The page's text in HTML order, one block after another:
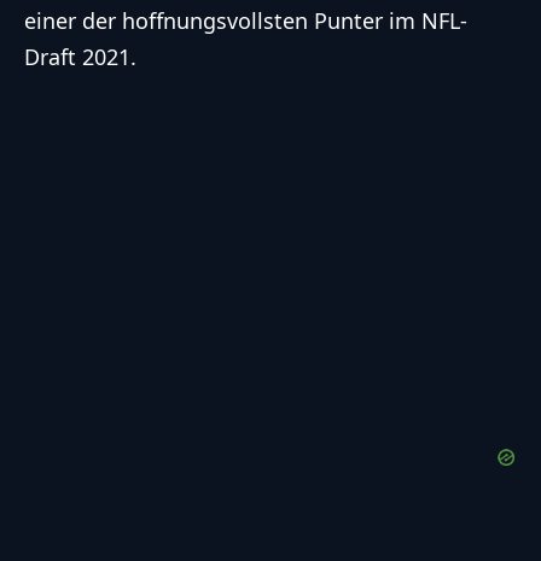
einer der hoffnungsvollsten Punter im NFL-
Draft 2021.